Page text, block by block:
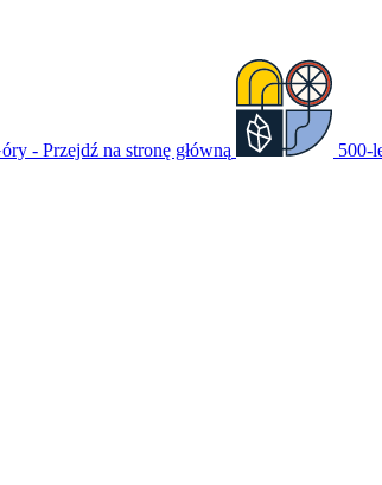
500-